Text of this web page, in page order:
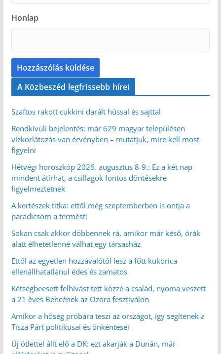
Honlap
A Közbeszéd legfrissebb hírei
Szaftos rakott cukkini darált hússal és sajttal
Rendkívüli bejelentés: már 629 magyar településen
vízkorlátozás van érvényben – mutatjuk, mire kell most
figyelni
Hétvégi horoszkóp 2026. augusztus 8-9.: Ez a két nap
mindent átírhat, a csillagok fontos döntésekre
figyelmeztetnek
A kertészek titka: ettől még szeptemberben is ontja a
paradicsom a termést!
Sokan csak akkor döbbennek rá, amikor már késő, órák
alatt élhetetlenné válhat egy társasház
Ettől az egyetlen hozzávalótól lesz a főtt kukorica
ellenállhatatlanul édes és zamatos
Kétségbeesett felhívást tett közzé a család, nyoma veszett
a 21 éves Bencének az Ozora fesztiválon
Amikor a hőség próbára teszi az országot, így segítenek a
Tisza Párt politikusai és önkéntesei
Új ötlettel állt elő a DK: ezt akarják a Dunán, már